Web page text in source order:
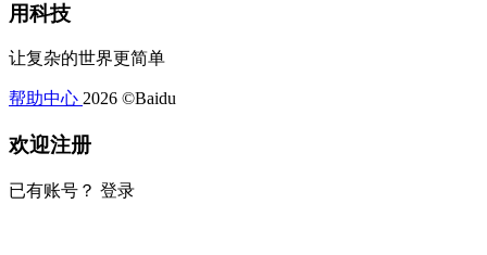
用科技
让复杂的世界更简单
帮助中心 2026 ©Baidu
欢迎注册
已有账号？ 登录